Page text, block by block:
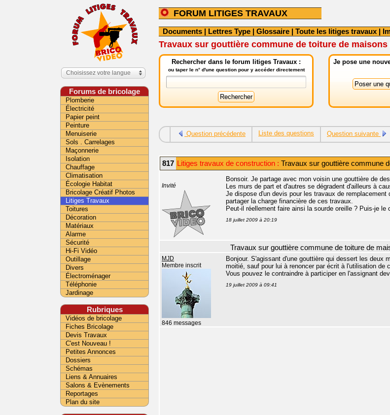
FORUM LITIGES TRAVAUX
Documents | Lettres Type | Glossaire | Toute les litiges travaux |
Travaux sur gouttière commune de toiture de
Rechercher dans le forum litiges Travaux :
ou taper le n° d'une question pour y accéder directement
Je pose une
Question précédente Liste des questions Question suivante
817 Litiges travaux de construction : Travaux sur gouttière commune
Invité
Bonsoir. Je partage avec mon voisin une gouttière de
Les murs de part et d'autres se dégradent d'ailleurs à
Je dispose d'un devis pour les travaux de
partager la charge financière de ces travaux.
Peut-il réellement faire ainsi la sourde oreille ? Puis-je le
18 juillet 2009 à 20:19
Travaux sur gouttière commune de toiture de
MJD
Membre inscrit
846 messages
Bonjour. S'agissant d'une gouttière qui dessert les deux
moitié, sauf pour lui à renoncer par écrit à l'utilisation de
Vous pouvez le contraindre à participer en l'assignant
19 juillet 2009 à 09:41
Choisissez votre langue
Forums de bricolage
Plomberie
Électricité
Papier peint
Peinture
Menuiserie
Sols . Carrelages
Maçonnerie
Isolation
Chauffage
Climatisation
Écologie Habitat
Bricolage Créatif Photos
Litiges Travaux
Toitures
Décoration
Matériaux
Alarme
Sécurité
Hi-Fi Vidéo
Outillage
Divers
Électroménager
Téléphonie
Jardinage
Rubriques
Vidéos de bricolage
Fiches Bricolage
Devis Travaux
C'est Nouveau !
Petites Annonces
Dossiers
Schémas
Liens & Annuaires
Salons & Evènements
Reportages
Plan du site